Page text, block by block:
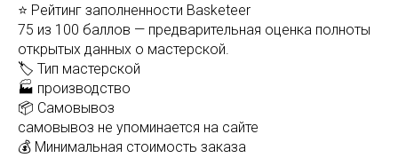
⭐ Рейтинг заполненности Basketeer
75 из 100 баллов — предварительная оценка полноты
открытых данных о мастерской.
🏷️ Тип мастерской
🏭 производство
📦 Самовывоз
самовывоз не упоминается на сайте
💰 Минимальная стоимость заказа